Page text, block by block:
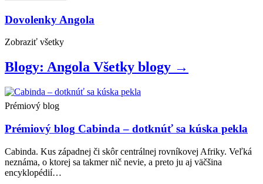
Dovolenky Angola
Zobraziť všetky
Blogy: Angola Všetky blogy →
Prémiový blog
Prémiový blog Cabinda – dotknúť sa kúska pekla
Cabinda. Kus západnej či skôr centrálnej rovníkovej Afriky. Veľká
neznáma, o ktorej sa takmer nič nevie, a preto ju aj väčšina
encyklopédií…